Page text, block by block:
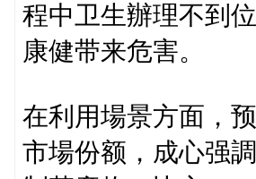
程中卫生辦理不到
康健带来危害。
在利用場景方面，
市場份额，成心强